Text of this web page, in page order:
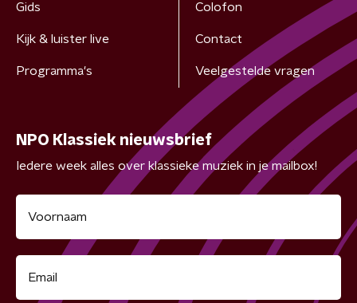
Gids
Kijk & luister live
Programma's
Colofon
Contact
Veelgestelde vragen
NPO Klassiek nieuwsbrief
Iedere week alles over klassieke muziek in je mailbox!